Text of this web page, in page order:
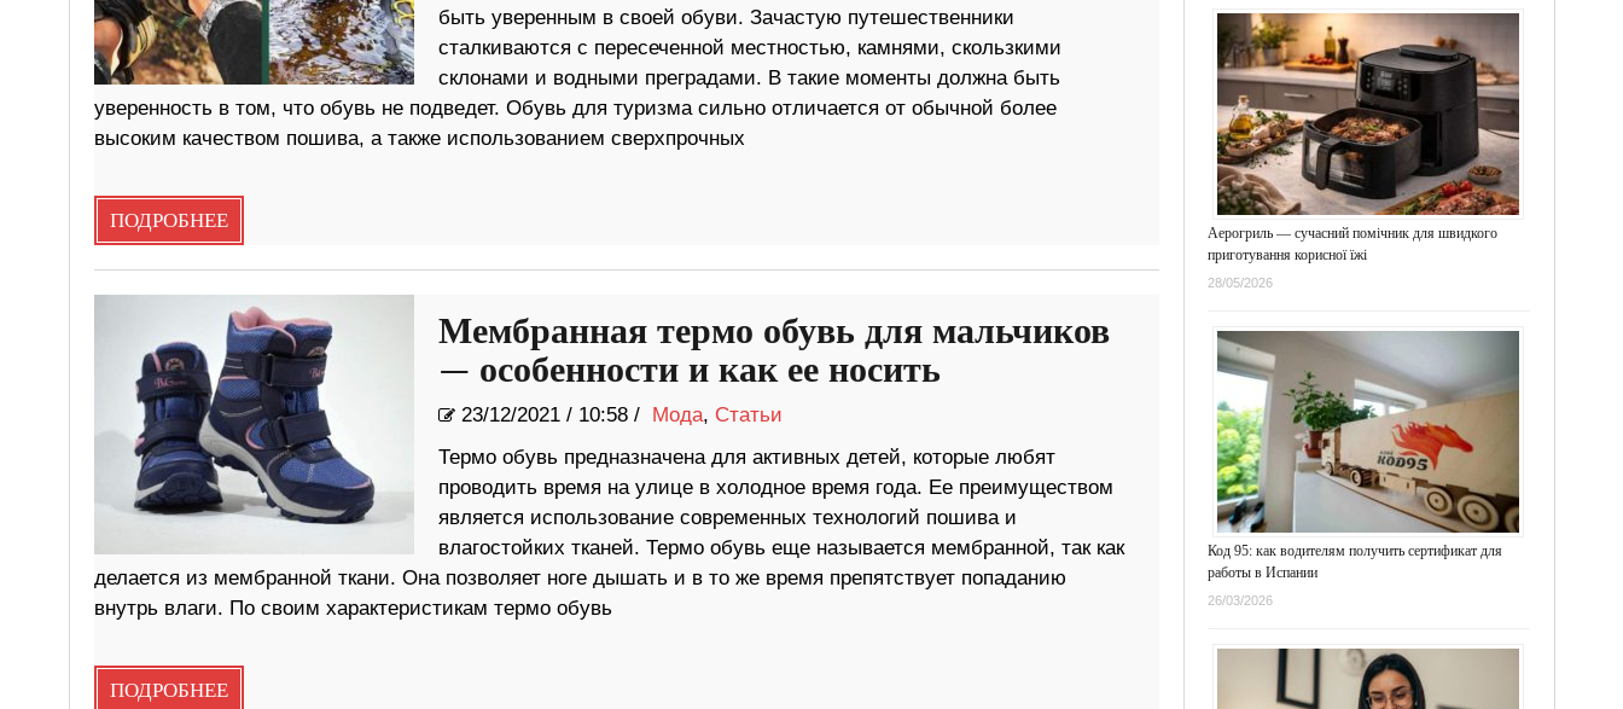
быть уверенным в своей обуви. Зачастую путешественники
сталкиваются с пересеченной местностью, камнями, скользкими
склонами и водными преградами. В такие моменты должна быть
уверенность в том, что обувь не подведет. Обувь для туризма сильно отличается от обычной более
высоким качеством пошива, а также использованием сверхпрочных
ПОДРОБНЕЕ
Мембранная термо обувь для мальчиков
— особенности и как ее носить
23/12/2021/ 10:58 / Мода, Статьи
Термо обувь предназначена для активных детей, которые любят
проводить время на улице в холодное время года. Ее преимуществом
является использование современных технологий пошива и
влагостойких тканей. Термо обувь еще называется мембранной, так как
делается из мембранной ткани. Она позволяет ноге дышать и в то же время препятствует попаданию
внутрь влаги. По своим характеристикам термо обувь
ПОДРОБНЕЕ
Аерогриль — сучасний помічник для швидкого
приготування корисної їжі
28/05/2026
Код 95: как водителям получить сертификат для
работы в Испании
26/03/2026